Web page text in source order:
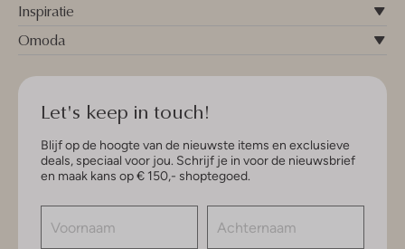
Inspiratie
Omoda
Let's keep in touch!
Blijf op de hoogte van de nieuwste items en exclusieve
deals, speciaal voor jou. Schrijf je in voor de nieuwsbrief
en maak kans op € 150,- shoptegoed.